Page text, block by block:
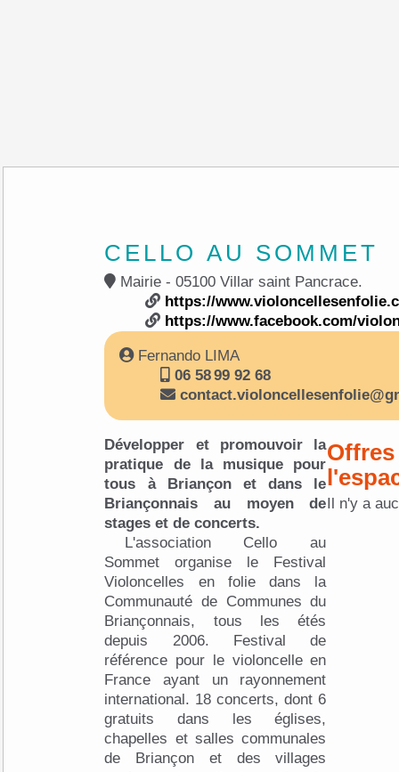
CELLO AU SOMMET
Mairie - 05100 Villar saint Pancrace.
https://
https://www.facebook.com/
Fernando LIMA
06 58 99 92 68
Développer et promouvoir la
pratique de la musique pour
tous à Briançon et dans le
Briançonnais au moyen de
stages et de concerts.
L'association Cello au
Sommet organise le Festival
Violoncelles en folie dans la
Communauté de Communes du
Briançonnais, tous les étés
depuis 2006. Festival de
référence pour le violoncelle en
France ayant un rayonnement
international. 18 concerts, dont 6
gratuits dans les églises,
chapelles et salles communales
de Briançon et des villages
Il n'y a